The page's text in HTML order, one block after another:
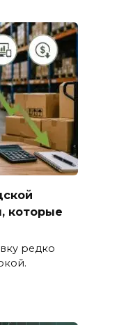
которые
редко